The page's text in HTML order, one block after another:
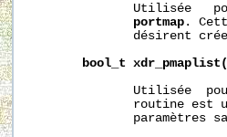
Utilisée
portmap .
désirent
bool_t
Utilisée
routine est
paramètres